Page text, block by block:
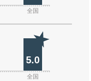
全国
5.0
全国